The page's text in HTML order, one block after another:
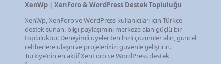
XenWp | XenForo & WordPress Destek Topluluğu
XenWp, XenForo ve WordPress kullanıcıları için Türkçe
destek sunan, bilgi paylaşımını merkeze alan güçlü bir
topluluktur. Deneyimli üyelerden hızlı çözümler alın, güncel
rehberlere ulaşın ve projelerinizi güvenle geliştirin.
Türkiye’nin en aktif XenForo ve WordPress destek